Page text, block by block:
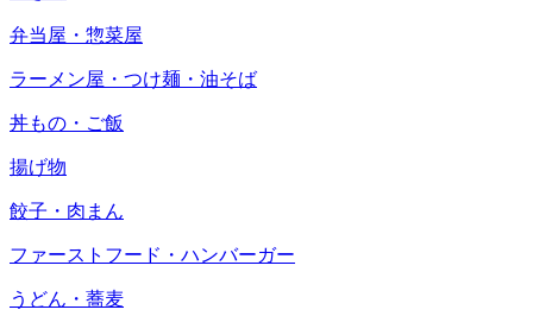
弁当屋・惣菜屋
ラーメン屋・つけ麺・油そば
丼もの・ご飯
揚げ物
餃子・肉まん
ファーストフード・ハンバーガー
うどん・蕎麦